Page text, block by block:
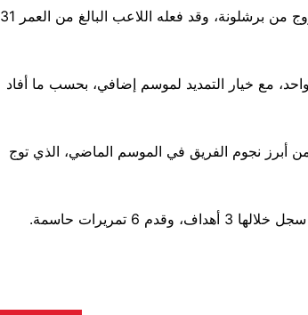
وأوضح أنه كان هناك بند خاص في عقد مارتينيز يسمح له بالخروج من برشلونة، وقد فعله اللاعب البالغ من العمر 31
مع خيار التمديد لموسم إضافي، بحسب ما أفاد
أبرز نجوم الفريق في الموسم الماضي، الذي توج